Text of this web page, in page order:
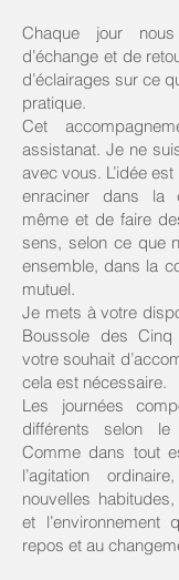
Chaque jour
d’échange et de
d’éclairages sur ce
pratique.
Cet
assistanat. Je ne
avec vous. L’idée
enraciner dans la
même et de faire
sens, selon ce que
ensemble, dans la
mutuel.
Je mets à votre
Boussole des
votre souhait
cela est nécessaire.
Les journées
différents selon le
Comme dans tout
l’agitation
nouvelles
et
repos et au